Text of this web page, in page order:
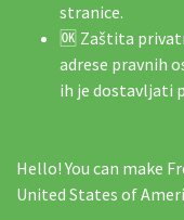
stranice.
🆗 Zaštita
adrese pravnih
ih je dostavljati
Hello! You can make
United States of